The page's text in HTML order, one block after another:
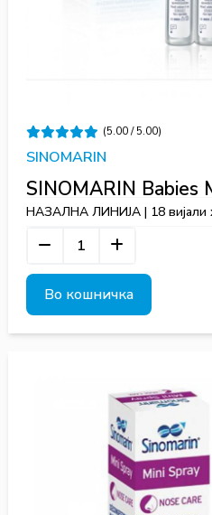
(5.00 / 5.00)
SINOMARIN
SINOMARIN Babies
НАЗАЛНА ЛИНИЈА | 18 вијали
Во кошничка